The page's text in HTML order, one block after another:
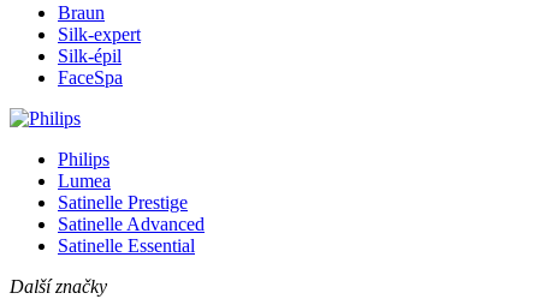
Braun
Silk-expert
Silk-épil
FaceSpa
Philips
Lumea
Satinelle Prestige
Satinelle Advanced
Satinelle Essential
Další značky